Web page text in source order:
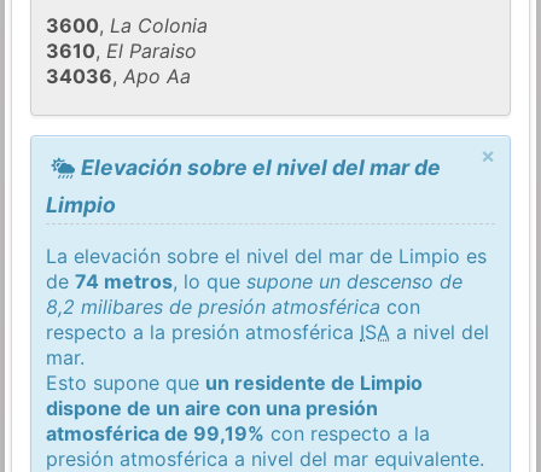
3600,La Colonia
3610,El Paraiso
34036,Apo Aa
×
Elevación sobre el nivel del mar de
Limpio
La elevación sobre el nivel del mar de Limpio es
de74 metros, lo quesupone un descenso de
8,2 milibares de presión atmosférica con
respecto a la presión atmosférica ISA a nivel del
mar.
Esto supone que un residente de Limpio
dispone de un aire con una presión
atmosférica de 99,19% con respecto a la
presión atmosférica a nivel del mar equivalente.